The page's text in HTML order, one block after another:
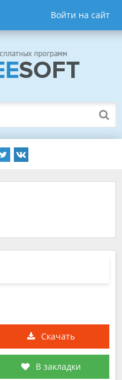
Войти на сайт
Скачать
В закладки